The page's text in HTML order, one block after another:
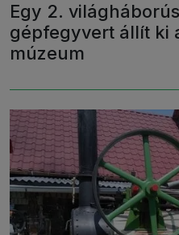
Egy 2.
gépfegyvert állít ki
múzeum